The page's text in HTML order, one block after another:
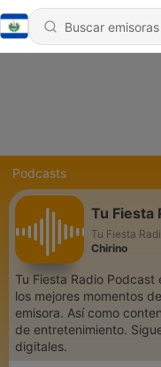
Podcasts
Tu Fiesta
Tu Fiesta
Chirino
Tu Fiesta Radio
los mejores momentos
emisora. Así como
de entretenimiento.
digitales.